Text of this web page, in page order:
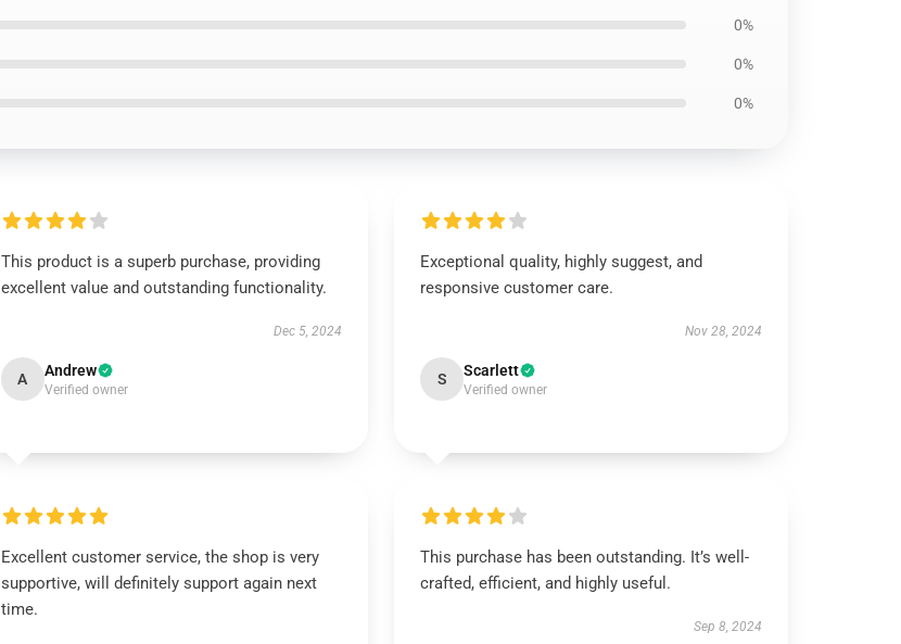
0%
0%
0%
This product is a superb purchase, providing
excellent value and outstanding functionality.
Dec 5, 2024
A Andrew
Verified owner
Exceptional quality, highly suggest, and
responsive customer care.
Nov 28, 2024
S Scarlett
Verified owner
Excellent customer service, the shop is very
supportive, will definitely support again next
time.
This purchase has been outstanding. It’s well-
crafted, efficient, and highly useful.
Sep 8, 2024